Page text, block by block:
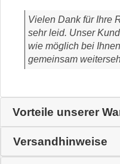
Vielen Dank für Ihre
sehr leid. Unser
wie möglich bei
gemeinsam
Vorteile unserer
Versandhinweise